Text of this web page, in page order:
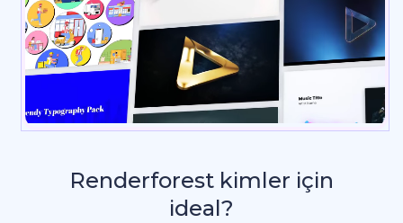
Renderforest kimler için
ideal?